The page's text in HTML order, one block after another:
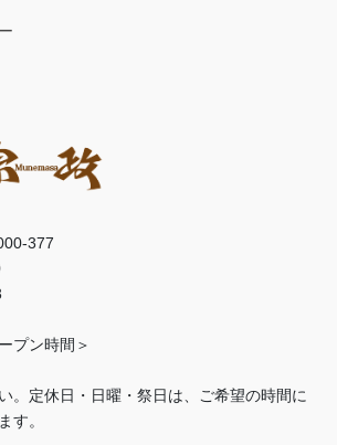
377
プン時間＞
。定休日・日曜・祭日は、ご希望の時間に
す。